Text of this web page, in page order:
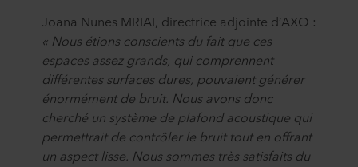
Joana Nunes MRIAI, directrice adjointe d’AXO :
« Nous étions conscients du fait que ces
espaces assez grands, qui comprennent
différentes surfaces dures, pouvaient générer
énormément de bruit. Nous avons donc
cherché un système de plafond acoustique qui
permettrait de contrôler le bruit tout en offrant
un aspect lisse. Nous sommes très satisfaits du